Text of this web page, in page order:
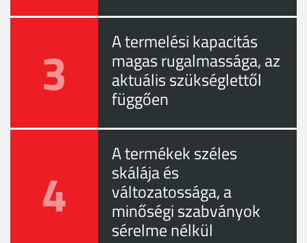
3 A termelési kapacitás
magas rugalmassága, az
aktuális szükséglettől
függően
4
A termékek széles
skálája és
változatossága, a
minőségi szabványok
sérelme nélkül